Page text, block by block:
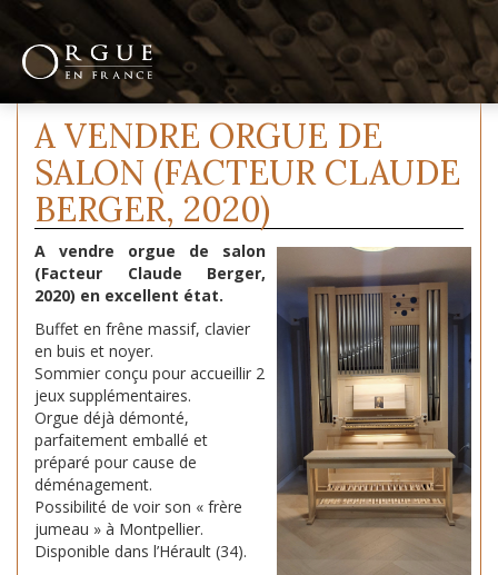
A VENDRE ORGUE DE
SALON (FACTEUR CLAUDE
BERGER, 2020)
A vendre orgue de salon
(Facteur Claude Berger,
2020) en excellent état.
Buffet en frêne massif, clavier
en buis et noyer.
Sommier conçu pour accueillir 2
jeux supplémentaires.
Orgue déjà démonté,
parfaitement emballé et
préparé pour cause de
déménagement.
Possibilité de voir son « frère
jumeau » à Montpellier.
Disponible dans l’Hérault (34).